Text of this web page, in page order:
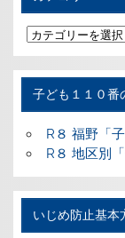
カ
テ
ゴ
リ
子ども１１０番
R８ 福野「
R８ 地区別
いじめ防止基本